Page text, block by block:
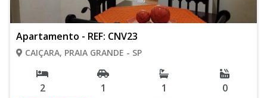
Apartamento - REF: CNV23
CAIÇARA, PRAIA GRANDE - SP
2 1 1 0